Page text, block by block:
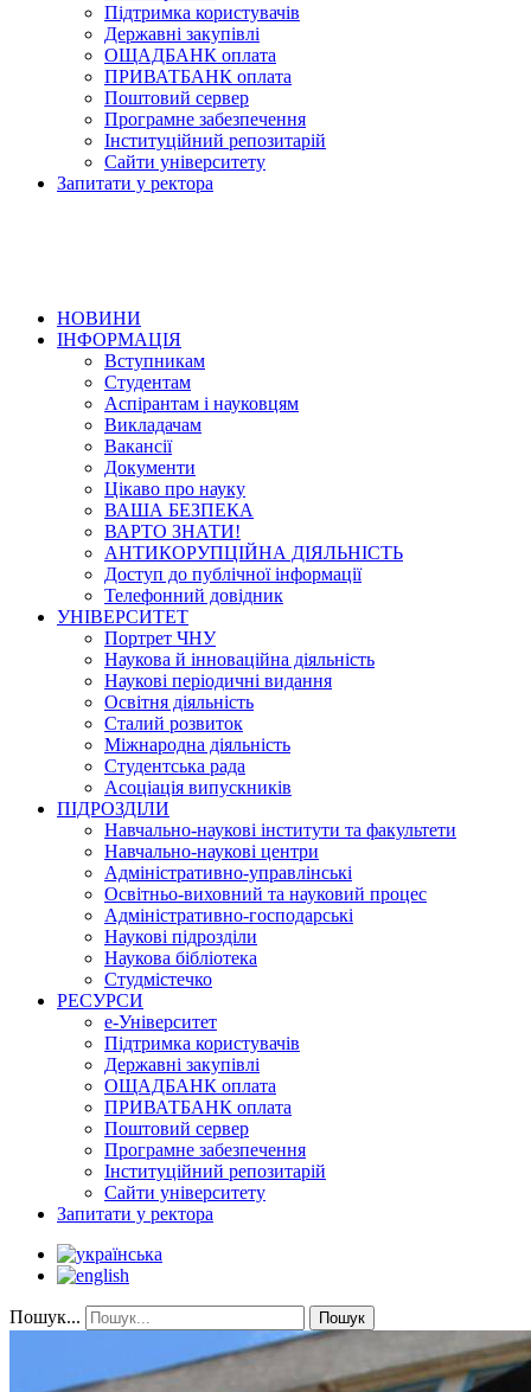
Підтримка користувачів
Державні закупівлі
ОЩАДБАНК оплата
ПРИВАТБАНК оплата
Поштовий сервер
Програмне забезпечення
Інституційний репозитарій
Сайти університету
Запитати у ректора
НОВИНИ
ІНФОРМАЦІЯ
Вступникам
Студентам
Аспірантам і науковцям
Викладачам
Вакансії
Документи
Цікаво про науку
ВАША БЕЗПЕКА
ВАРТО ЗНАТИ!
АНТИКОРУПЦІЙНА ДІЯЛЬНІСТЬ
Доступ до публічної інформації
Телефонний довідник
УНІВЕРСИТЕТ
Портрет ЧНУ
Наукова й інноваційна діяльність
Наукові періодичні видання
Освітня діяльність
Сталий розвиток
Міжнародна діяльність
Студентська рада
Асоціація випускників
ПІДРОЗДІЛИ
Навчально-наукові інститути та факультети
Навчально-наукові центри
Адміністративно-управлінські
Освітньо-виховний та науковий процес
Адміністративно-господарські
Наукові підрозділи
Наукова бібліотека
Студмістечко
РЕСУРСИ
е-Університет
Підтримка користувачів
Державні закупівлі
ОЩАДБАНК оплата
ПРИВАТБАНК оплата
Поштовий сервер
Програмне забезпечення
Інституційний репозитарій
Сайти університету
Запитати у ректора
Пошук... Пошук